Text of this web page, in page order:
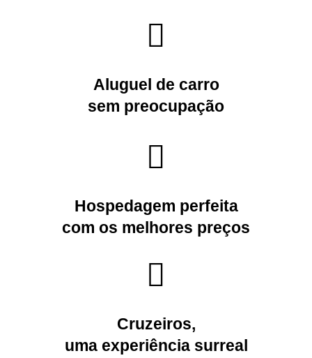
Aluguel de carro
sem preocupação
Hospedagem perfeita
com os melhores preços
Cruzeiros,
uma experiência surreal